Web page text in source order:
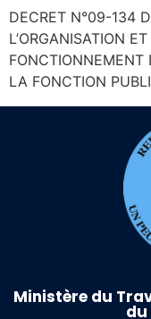
DECRET N°09-134
L’ORGANISATION
FONCTIONNEMENT
LA FONCTION
Ministère du
du